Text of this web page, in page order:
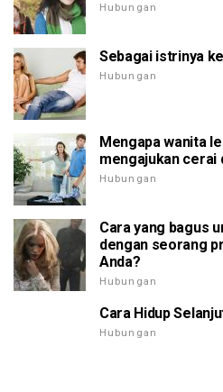
Hubungan
Sebagai istrinya
Hubungan
Mengapa wanita
mengajukan cerai
Hubungan
Cara yang bagus
dengan seorang
Anda?
Hubungan
Cara Hidup
Hubungan